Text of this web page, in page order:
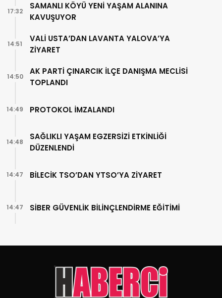
SAMANLI KÖYÜ YENİ YAŞAM ALANINA
KAVUŞUYOR
17:32
VALİ USTA’DAN LAVANTA YALOVA’YA
ZİYARET
14:51
AK PARTİ ÇINARCIK İLÇE DANIŞMA MECLİSİ
TOPLANDI
14:50
PROTOKOL İMZALANDI
14:49
SAĞLIKLI YAŞAM EGZERSİZİ ETKİNLİĞİ
DÜZENLENDİ
14:48
BİLECİK TSO’DAN YTSO’YA ZİYARET
14:47
SİBER GÜVENLİK BİLİNÇLENDİRME EĞİTİMİ
14:47